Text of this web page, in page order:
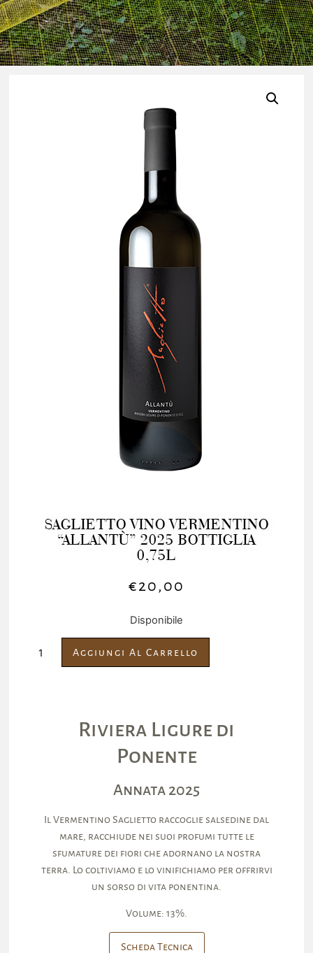
SAGLIETTO VINO VERMENTINO
“ALLANTÙ” 2025 BOTTIGLIA
0,75L
€20,00
Disponibile
Aggiungi Al Carrello
Riviera Ligure di
Ponente
Annata 2025
Il Vermentino Saglietto raccoglie salsedine dal
mare, racchiude nei suoi profumi tutte le
sfumature dei fiori che adornano la nostra
terra. Lo coltiviamo e lo vinifichiamo per offrirvi
un sorso di vita ponentina.
Volume: 13%.
Scheda Tecnica